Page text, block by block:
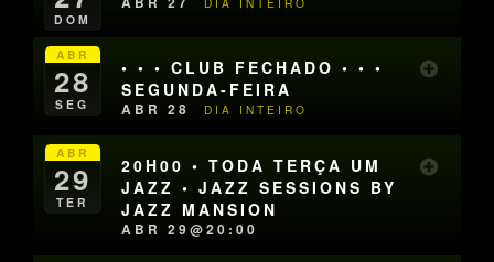
DOM
ABR
28
SEG
• • • CLUB FECHADO • • •
SEGUNDA-FEIRA
ABR 28 DIA INTEIRO
ABR
29
TER
20H00 • TODA TERÇA UM
JAZZ • JAZZ SESSIONS BY
JAZZ MANSION
ABR 29@20:00